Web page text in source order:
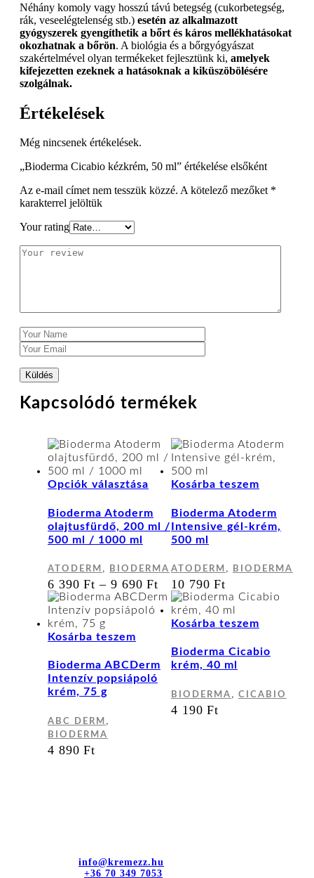
Néhány komoly vagy hosszú távú betegség (cukorbetegség,
rák, veseelégtelenség stb.) esetén az alkalmazott
gyógyszerek gyengíthetik a bőrt és káros mellékhatásokat
okozhatnak a bőrön. A biológia és a bőrgyógyászat
szakértelmével olyan termékeket fejlesztünk ki, amelyek
kifejezetten ezeknek a hatásoknak a kiküszöbölésére
szolgálnak.
Értékelések
Még nincsenek értékelések.
„Bioderma Cicabio kézkrém, 50 ml” értékelése elsőként
Az e-mail címet nem tesszük közzé. A kötelező mezőket *
karakterrel jelöltük
Your rating
Kapcsolódó termékek
Opciók választása Ennek
terméknek
több
variációja
A
változatok
a
termékoldalon
választhatók
Bioderma Atoderm
olajtusfürdő, 200 ml /
500 ml / 1000 ml
ATODERM , BIODERMA
6 390Ft – 9 690Ft ÁRTARTOMÁNY:
6
390 FT
690 FT
Kosárba teszem
Bioderma Atoderm
Intensive gél-krém,
500 ml
ATODERM , BIODERMA
10 790Ft
Kosárba teszem
Bioderma ABCDerm
Intenzív popsiápoló
krém, 75 g
ABC DERM ,
BIODERMA
4 890Ft
Kosárba teszem
Bioderma Cicabio
krém, 40 ml
BIODERMA , CICABIO
4 190Ft
info@kremezz.hu
+36 70 349 7053